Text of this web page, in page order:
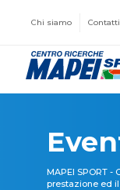
Chi siamo Contatti
MAPEI SPORT -
prestazione ed il